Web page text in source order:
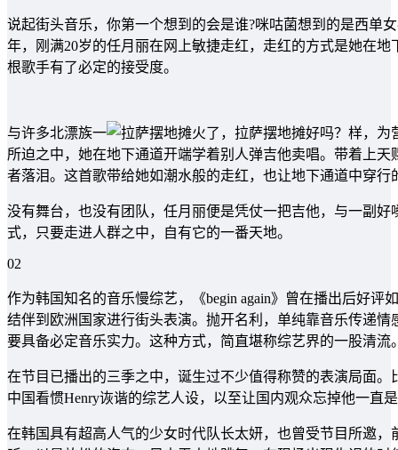
说起街头音乐，你第一个想到的会是谁?咪咕菌想到的是西单
年，刚满20岁的任月丽在网上敏捷走红，走红的方式是她在
根歌手有了必定的接受度。
与许多北漂族一
样，为
所迫之中，她在地下通道开端学着别人弹吉他卖唱。带着上
者落泪。这首歌带给她如潮水般的走红，也让地下通道中穿
没有舞台，也没有团队，任月丽便是凭仗一把吉他，与一副
式，只要走进人群之中，自有它的一番天地。
02
作为韩国知名的音乐慢综艺，《begin again》曾在播出后好
结伴到欧洲国家进行街头表演。抛开名利，单纯靠音乐传递
要具备必定音乐实力。这种方式，简直堪称综艺界的一股清流
在节目已播出的三季之中，诞生过不少值得称赞的表演局面
中国看惯Henry诙谐的综艺人设，以至让国内观众忘掉他一直
在韩国具有超高人气的少女时代队长太妍，也曾受节目所邀